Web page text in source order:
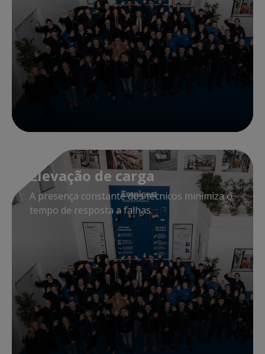
Elevação de carga
A presença constante dos técnicos minimiza o
tempo de resposta a falhas.